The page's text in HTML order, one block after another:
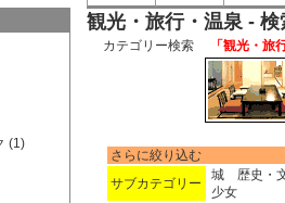
(1)
観光・旅行・温泉 - 検
カテゴリー検索 「観光・
さらに絞り込む
サブカテゴリー
城 歴史・
少女